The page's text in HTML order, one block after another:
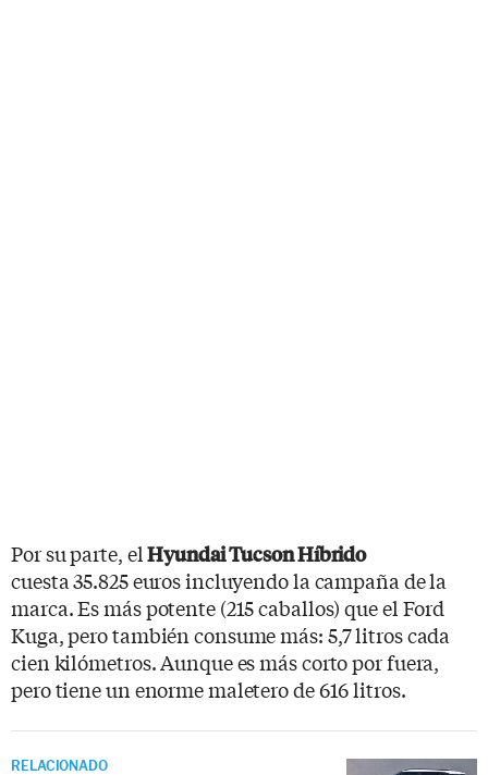
Por su parte, elHyundai Tucson Híbrido
cuesta 35.825 euros incluyendo la campaña de la
marca. Es más potente (215 caballos) que el Ford
Kuga, pero también consume más: 5,7 litros cada
cien kilómetros. Aunque es más corto por fuera,
pero tiene un enorme maletero de 616 litros.
RELACIONADO